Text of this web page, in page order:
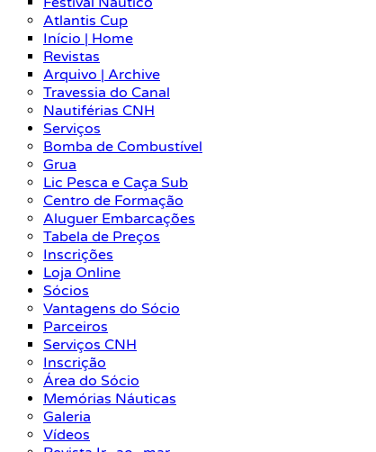
Atlantis Cup
Início | Home
Revistas
Arquivo | Archive
Travessia do Canal
Nautiférias CNH
Serviços
Bomba de Combustível
Grua
Lic Pesca e Caça Sub
Centro de Formação
Aluguer Embarcações
Tabela de Preços
Inscrições
Loja Online
Sócios
Vantagens do Sócio
Parceiros
Serviços CNH
Inscrição
Área do Sócio
Memórias Náuticas
Galeria
Vídeos